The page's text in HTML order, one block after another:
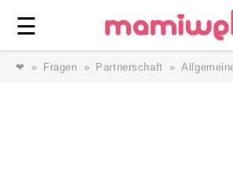
☰ ⎯ Wir lieben Familie
❤ Fragen Partnerschaft